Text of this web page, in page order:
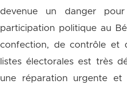
devenue un danger
participation politique au
confection, de contrôle et
listes électorales est très
une réparation urgente et